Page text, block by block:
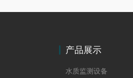
产品展示
水质监测设备